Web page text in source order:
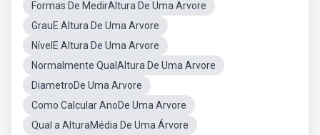
Formas De MedirAltura De Uma Arvore
GrauE Altura De Uma Arvore
NívelE Altura De Uma Arvore
Normalmente QualAltura De Uma Arvore
DiametroDe Uma Arvore
Como Calcular AnoDe Uma Arvore
Qual a AlturaMédia De Uma Árvore